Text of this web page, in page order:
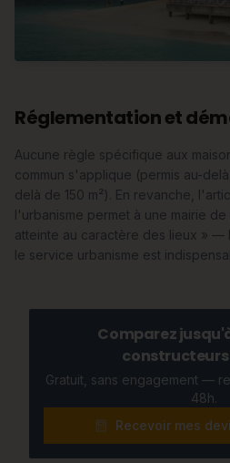
Réglementation et
Aucune règle spécifique aux
commun s'applique (permis au-
delà de 150 m²). En revanche,
l'urbanisme permet à une mairie
atteinte au caractère des lieux »
le service urbanisme est
Comparez
Gratuit, sans engagement —
48h.
Recevoir mes